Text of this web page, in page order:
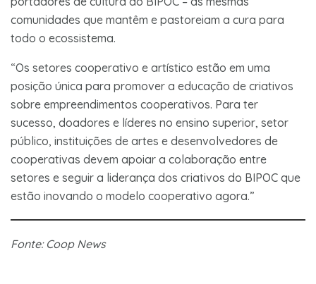
comunidades que mantêm e pastoreiam a cura para
todo o ecossistema.
“Os setores cooperativo e artístico estão em uma
posição única para promover a educação de criativos
sobre empreendimentos cooperativos. Para ter
sucesso, doadores e líderes no ensino superior, setor
público, instituições de artes e desenvolvedores de
cooperativas devem apoiar a colaboração entre
setores e seguir a liderança dos criativos do BIPOC que
estão inovando o modelo cooperativo agora.”
Fonte: Coop News